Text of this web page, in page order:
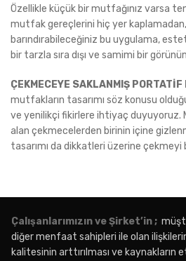
Özellikle küçük bir mutfağınız varsa
mutfak gereçlerini hiç yer
barındırabileceğiniz bu uygulama,
bir tarzla sıra dışı ve samimi bir
ÇEKMECEYE SAKLANMIŞ PORTATİF
mutfakların tasarımı söz konusu
ve yenilikçi fikirlere ihtiyaç duyuyoruz.
alan çekmecelerden birinin içine
tasarımı da dikkatleri üzerine çekmeyi
Çalışanlarımızın ve Şirket’in ;
diğer menfaat sahipleri ile olan
kalitesinin arttırılması ve kaynakların